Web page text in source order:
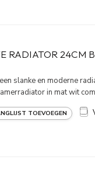
RADIATOR 24CM
slanke en moderne
in mat wit
TOEVOEGEN